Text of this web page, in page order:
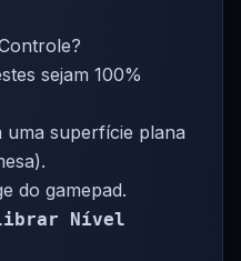
sejam 100%
superfície plana
do gamepad.
Nível